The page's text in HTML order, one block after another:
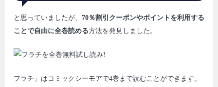
と思っていましたが、 70％割引クーポンやポイントを利用する
ことで自由に全巻読める方法を発見しました。
フラチ」はコミックシーモアで4巻まで読むことができます。